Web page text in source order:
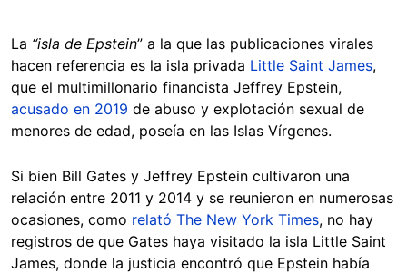
La “isla de Epstein” a la que las publicaciones virales
hacen referencia es la isla privada Little Saint James,
que el multimillonario financista Jeffrey Epstein,
acusado en 2019 de abuso y explotación sexual de
menores de edad, poseía en las Islas Vírgenes.
Si bien Bill Gates y Jeffrey Epstein cultivaron una
relación entre 2011 y 2014 y se reunieron en numerosas
ocasiones, como relató The New York Times, no hay
registros de que Gates haya visitado la isla Little Saint
James, donde la justicia encontró que Epstein había